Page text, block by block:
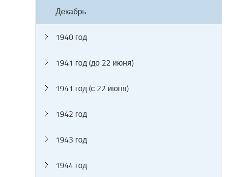
Декабрь
1940 год
1941 год (до 22 июня)
1941 год (с 22 июня)
1942 год
1943 год
1944 год